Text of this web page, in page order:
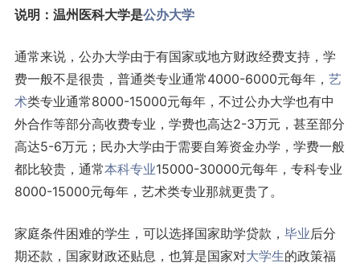
说明：温州医科大学是公办大学
通常来说，公办大学由于有国家或地方财政经费支持，学
费一般不是很贵，普通类专业通常4000-6000元每年， 艺
术类专业通常8000-15000元每年，不过公办大学也有中
外合作等部分高收费专业，学费也高达2-3万元，甚至部分
高达5-6万元；民办大学由于需要自筹资金办学，学费一般
都比较贵，通常本科专业15000-30000元每年，专科专业
8000-15000元每年，艺术类专业那就更贵了。
家庭条件困难的学生，可以选择国家助学贷款， 毕业后分
期还款，国家财政还贴息，也算是国家对大学生的政策福